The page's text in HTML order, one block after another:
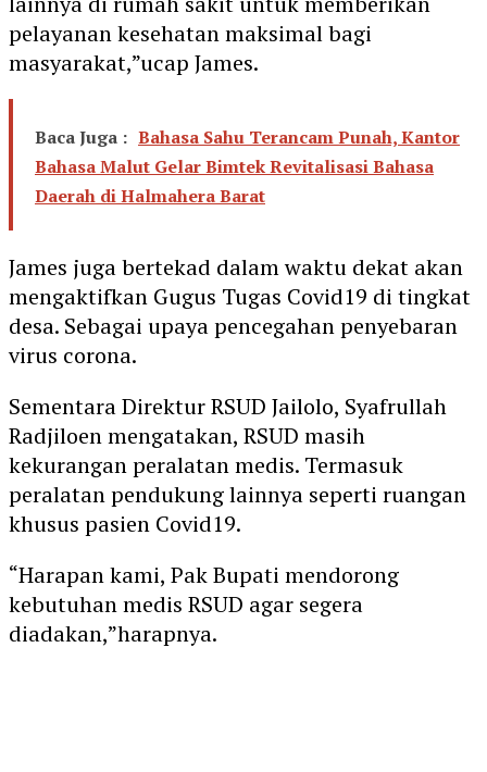
pelayanan kesehatan maksimal bagi
masyarakat,”ucap James.
Baca Juga : Bahasa Sahu Terancam Punah, Kantor
Bahasa Malut Gelar Bimtek Revitalisasi Bahasa
Daerah di Halmahera Barat
James juga bertekad dalam waktu dekat akan
mengaktifkan Gugus Tugas Covid19 di tingkat
desa. Sebagai upaya pencegahan penyebaran
virus corona.
Sementara Direktur RSUD Jailolo, Syafrullah
Radjiloen mengatakan, RSUD masih
kekurangan peralatan medis. Termasuk
peralatan pendukung lainnya seperti ruangan
khusus pasien Covid19.
“Harapan kami, Pak Bupati mendorong
kebutuhan medis RSUD agar segera
diadakan,”harapnya.